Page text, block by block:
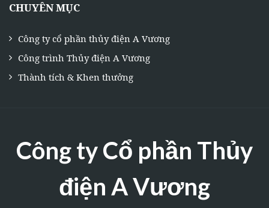
CHUYÊN MỤC
Công ty cổ phần thủy điện A Vương
Công trình Thủy điện A Vương
Thành tích & Khen thưởng
Công ty Cổ phần Thủy
điện A Vương